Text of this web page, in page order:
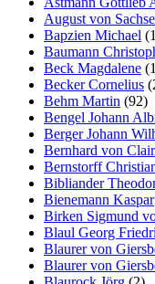
August von
Bapzien Michael
Baumann
Beck Magdalene
Becker Cornelius
Behm Martin (92)
Bengel Johann
Berger Johann
Bernhard von
Bernstorff
Bibliander
Bienemann Kaspar
Birken Sigmund
Blaul Georg
Blaurer von
Blaurer von